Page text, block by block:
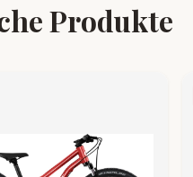
Produkte